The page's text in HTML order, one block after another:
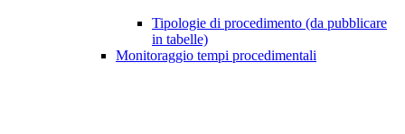
Tipologie di procedimento (da pubblicare
in tabelle)
Monitoraggio tempi procedimentali